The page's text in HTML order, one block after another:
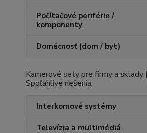
Počítačové periférie /
komponenty
Domácnosť (dom / byt)
Kamerové sety pre firmy a sklady |
Spoľahlivé riešenia
Interkomové systémy
Televízia a multimédiá